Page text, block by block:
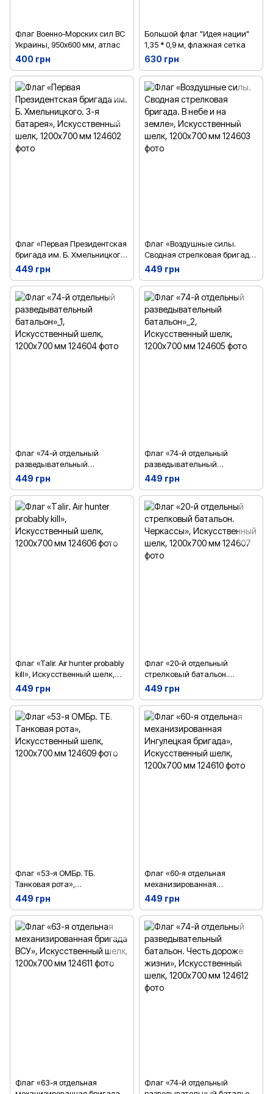
Флаг Военно-Морских сил ВС
Украины, 950х600 мм, атлас
400 грн
Большой флаг "Идея нации"
1,35 * 0,9 м, флажная сетка
630 грн
Флаг «Первая Президентская
бригада им. Б. Хмельницкого.
3-я батарея», Искусственный
шелк, 1200х700 мм
449 грн
Флаг «Воздушные силы.
Сводная стрелковая бригада.
В небе и на земле»,
Искусственный шелк,
1200х700 мм
449 грн
Флаг «74-й отдельный
разведывательный
батальон»_1, Искусственный
шелк, 1200х700 мм
449 грн
Флаг «74-й отдельный
разведывательный
батальон»_2, Искусственный
шелк, 1200х700 мм
449 грн
Флаг «Тalir. Air hunter probably
kill», Искусственный шелк,
1200х700 мм
449 грн
Флаг «20-й отдельный
стрелковый батальон.
Черкассы», Искусственный
шелк, 1200х700 мм
449 грн
Флаг «53-я ОМБр. ТБ.
Танковая рота»,
Искусственный шелк,
1200х700 мм
449 грн
Флаг «60-я отдельная
механизированная
Ингулецкая бригада»,
Искусственный шелк,
1200х700 мм
449 грн
Флаг «63-я отдельная
Флаг «74-й отдельный